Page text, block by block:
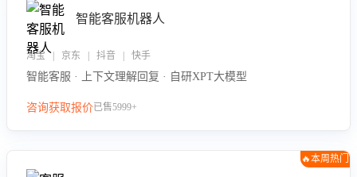
智能客服机器人
淘宝 | 京东 | 抖音 | 快手
智能客服 · 上下文理解回复 · 自研XPT大模型
咨询获取报价已售5999+
🔥本周热门